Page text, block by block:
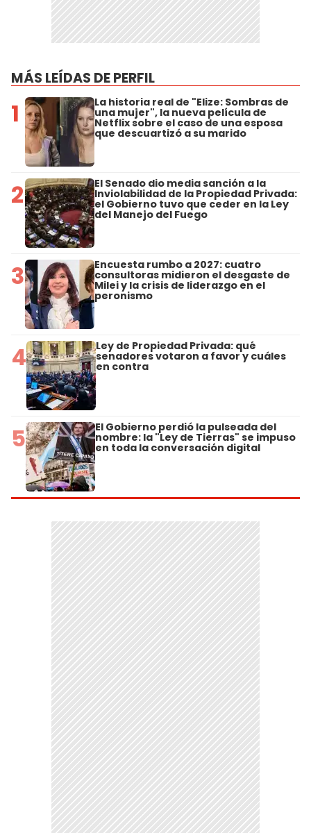
MÁS LEÍDAS DE PERFIL
1 La historia real de "Elize: Sombras de
una mujer", la nueva película de
Netflix sobre el caso de una esposa
que descuartizó a su marido
2 El Senado dio media sanción a la
Inviolabilidad de la Propiedad Privada:
el Gobierno tuvo que ceder en la Ley
del Manejo del Fuego
3 Encuesta rumbo a 2027: cuatro
consultoras midieron el desgaste de
Milei y la crisis de liderazgo en el
peronismo
4 Ley de Propiedad Privada: qué
senadores votaron a favor y cuáles
en contra
5 El Gobierno perdió la pulseada del
nombre: la "Ley de Tierras" se impuso
en toda la conversación digital